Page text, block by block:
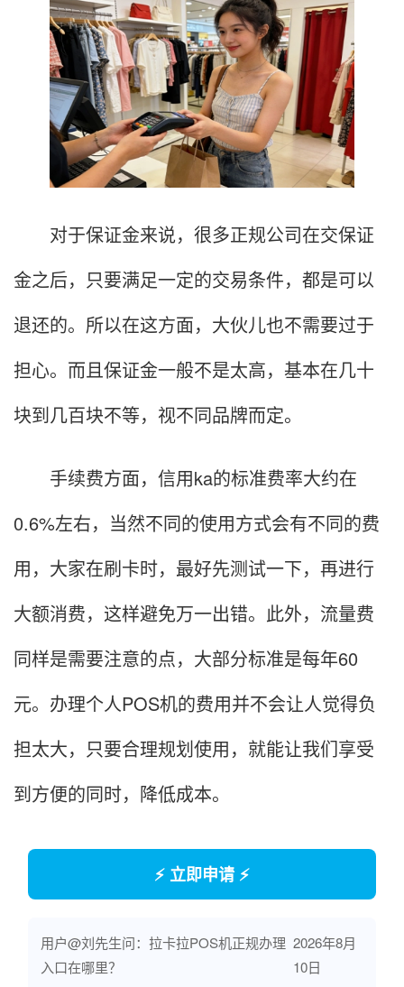
对于保证金来说，很多正规公司在交保证
金之后，只要满足一定的交易条件，都是可以
退还的。所以在这方面，大伙儿也不需要过于
担心。而且保证金一般不是太高，基本在几十
块到几百块不等，视不同品牌而定。
手续费方面，信用ka的标准费率大约在
0.6%左右，当然不同的使用方式会有不同的费
用，大家在刷卡时，最好先测试一下，再进行
大额消费，这样避免万一出错。此外，流量费
同样是需要注意的点，大部分标准是每年60
元。办理个人POS机的费用并不会让人觉得负
担太大，只要合理规划使用，就能让我们享受
到方便的同时，降低成本。
⚡ 立即申请 ⚡
用户@刘先生问：拉卡拉POS机正规办理
入口在哪里？
2026年8月
10日